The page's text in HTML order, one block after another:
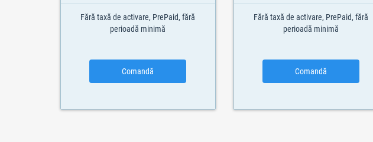
Fără taxă de activare, PrePaid, fără
perioadă minimă
Comandă
Fără taxă de activare, PrePaid, fără
perioadă minimă
Comandă